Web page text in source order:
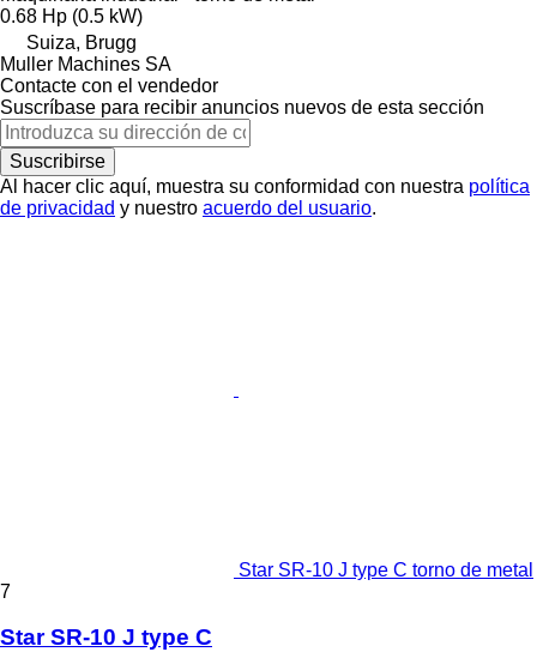
0.68 Hp (0.5 kW)
Suiza, Brugg
Muller Machines SA
Contacte con el vendedor
Suscríbase para recibir anuncios nuevos de esta sección
Suscribirse
Al hacer clic aquí, muestra su conformidad con nuestra política
de privacidad y nuestro acuerdo del usuario.
Star SR-10 J type C torno de metal
7
Star SR-10 J type C